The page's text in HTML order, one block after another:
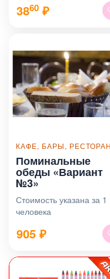
3860 ₽
КАФЕ, БАРЫ,
Поминальные
обеды «Вариант
№3»
Стоимость указана за 1
человека
905 ₽